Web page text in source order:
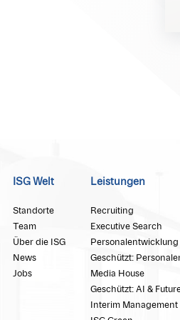
ISG Welt
Standorte
Team
Über die ISG
News
Jobs
Leistungen
Recruiting
Executive Search
Geschützt:
Media House
Geschützt: AI &
Interim Management